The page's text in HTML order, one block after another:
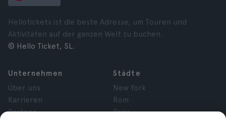
Hellotickets ist die beste Adresse, um Touren und
Aktivitäten auf der ganzen Welt zu buchen.
© Hello Ticket, SL.
Unternehmen
Über uns
Karrieren
Partner
Städte
New York
Rom
Paris